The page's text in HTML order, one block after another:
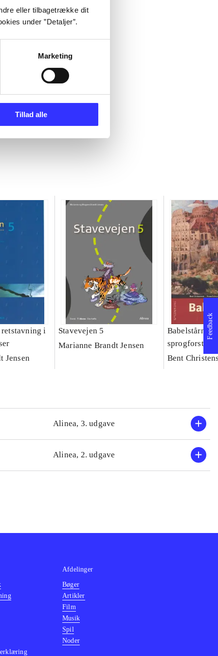
eller tilbagetrække dit
under ”Detaljer”.
Marketing
Tillad alle
retstavning i
Jensen
Stavevejen 5
Marianne Brandt Jensen
Babelstårnet
Bent
Alinea, 3. udgave
Alinea, 2. udgave
Feedback
Afdelinger
Bøger
Artikler
Film
Musik
Spil
Noder